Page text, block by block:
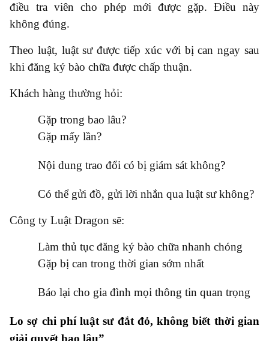
điều tra viên cho phép mới được gặp. Điều này
không đúng.
Theo luật, luật sư được tiếp xúc với bị can ngay sau
khi đăng ký bào chữa được chấp thuận.
Khách hàng thường hỏi:
Gặp trong bao lâu?
Gặp mấy lần?
Nội dung trao đổi có bị giám sát không?
Có thể gửi đồ, gửi lời nhắn qua luật sư không?
Công ty Luật Dragon sẽ:
Làm thủ tục đăng ký bào chữa nhanh chóng
Gặp bị can trong thời gian sớm nhất
Báo lại cho gia đình mọi thông tin quan trọng
Lo sợ chi phí luật sư đắt đỏ, không biết thời gian
giải quyết bao lâu”